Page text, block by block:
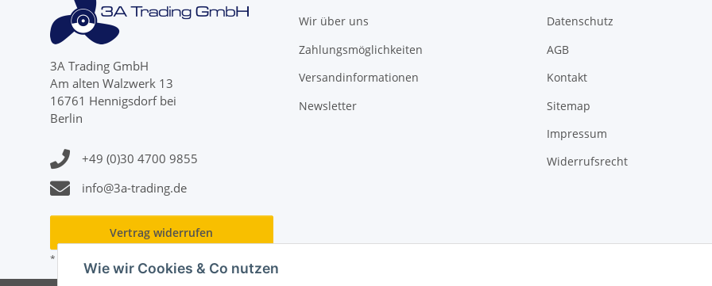
Wie wir Cookies & Co nutzen
3A Trading GmbH
Am alten Walzwerk 13
16761 Hennigsdorf bei
Berlin
+49 (0)30 4700 9855
info@3a-trading.de
Wir über uns
Zahlungsmöglichkeiten
Versandinformationen
Newsletter
Datenschutz
AGB
Kontakt
Sitemap
Impressum
Widerrufsrecht
Vertrag widerrufen
* Alle Preise inkl. gesetzlicher USt., zzgl.